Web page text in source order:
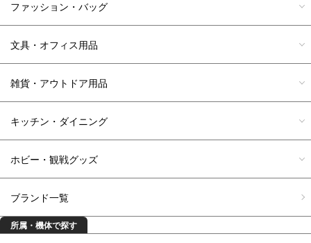
ファッション・バッグ
文具・オフィス用品
雑貨・アウトドア用品
キッチン・ダイニング
ホビー・観戦グッズ
ブランド一覧
所属・機体で探す